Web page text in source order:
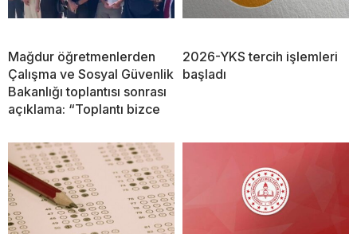
Mağdur öğretmenlerden
Çalışma ve Sosyal Güvenlik
Bakanlığı toplantısı sonrası
açıklama: “Toplantı bizce
2026-YKS tercih işlemleri
başladı